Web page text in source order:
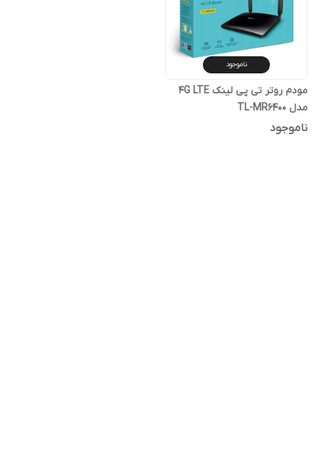
ناموجود
مودم روتر تی پی لینک 4G LTE
مدل TL-MR6400
ناموجود